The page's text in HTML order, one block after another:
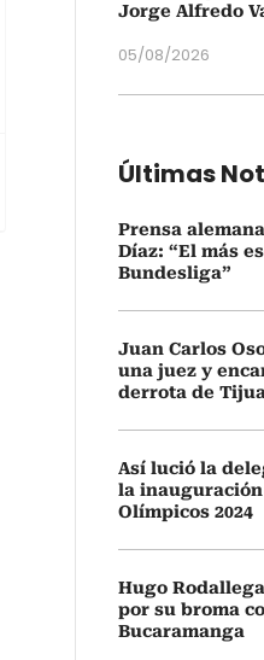
Jorge Alfredo
05/08/2026
Últimas
Prensa
Díaz: “El más
Bundesliga”
Juan Carlos
una juez y
derrota de
Así lució la
la
Olímpicos 2024
Hugo
por su broma
Bucaramanga